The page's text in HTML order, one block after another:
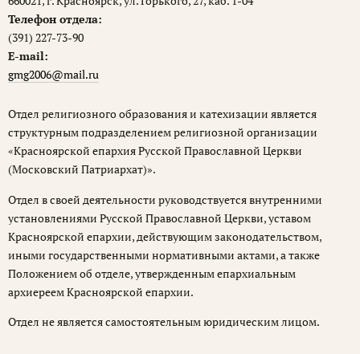
Телефон отдела:
(391) 227-73-90
E-mail:
gmg2006@mail.ru
Отдел религиозного образования и катехизации является
структурным подразделением религиозной организации
«Красноярской епархия Русской Православной Церкви
(Московский Патриархат)».
Отдел в своей деятельности руководствуется внутренними
установлениями Русской Православной Церкви, уставом
Красноярской епархии, действующим законодательством,
иными государственными нормативными актами, а также
Положением об отделе, утвержденным епархиальным
архиереем Красноярской епархии.
Отдел не является самостоятельным юридическим лицом.